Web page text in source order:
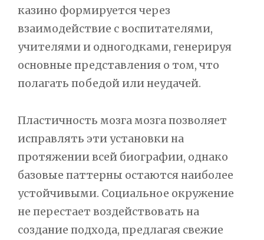
казино формируется через
взаимодействие с воспитателями,
учителями и одногодками, генерируя
основные представления о том, что
полагать победой или неудачей.
Пластичность мозга мозга позволяет
исправлять эти установки на
протяжении всей биографии, однако
базовые паттерны остаются наиболее
устойчивыми. Социальное окружение
не перестает воздействовать на
создание подхода, предлагая свежие